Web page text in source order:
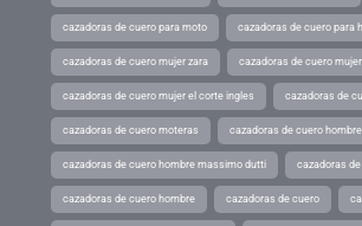
cazadoras de cuero para moto cazadoras de cuero para
cazadoras de cuero mujer zara cazadoras de cuero
cazadoras de cuero mujer el corte ingles cazadoras de
cazadoras de cuero moteras cazadoras de cuero
cazadoras de cuero hombre massimo dutti cazadoras
cazadoras de cuero hombre cazadoras de cuero